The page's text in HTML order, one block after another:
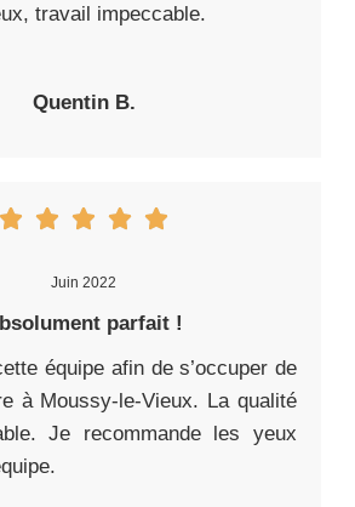
travail impeccable.
Quentin B.
Juin 2022
parfait !
équipe afin de s’occuper de
à Moussy-le-Vieux. La qualité
Je recommande les yeux